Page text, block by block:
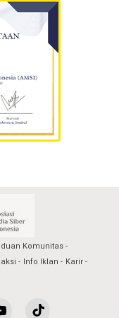
Komunitas
Info Iklan
Karir